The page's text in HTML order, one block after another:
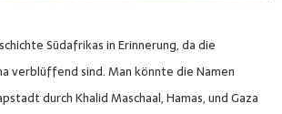
Südafrikas in Erinnerung, da die
verblüffend sind. Man könnte die Namen
durch Khalid Maschaal, Hamas, und Gaza